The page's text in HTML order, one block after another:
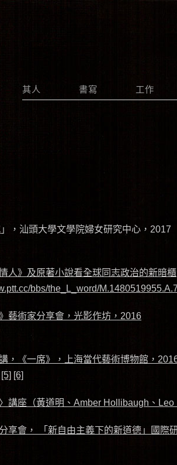
其人 書寫 工作
」，汕頭大學文學院婦女研究中心，2017
人》及原著小說看全球同志政治的新暗櫃
bbs/the_L_word/
藝術家分享會，光影作坊，2016
，《一席》，上海當代藝術博物館，
[5] [6]
講座（黃道明、Amber Hollibaugh、
享會， 「新自由主義下的新道德」國際